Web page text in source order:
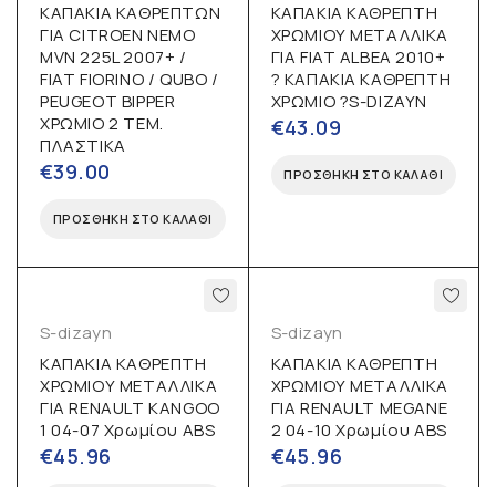
ΚΑΠΑΚΙΑ ΚΑΘΡΕΠΤΩΝ
ΓΙΑ CITROEN NEMO
MVN 225L 2007+ /
FIAT FIORINO / QUBO /
PEUGEOT BIPPER
ΧΡΩΜΙΟ 2 ΤΕΜ.
ΠΛΑΣΤΙΚΑ
€39.00
ΠΡΟΣΘΉΚΗ ΣΤΟ ΚΑΛΆΘΙ
ΚΑΠΑΚΙΑ ΚΑΘΡΕΠΤΗ
ΧΡΩΜΙΟΥ ΜΕΤΑΛΛΙΚΑ
ΓΙΑ FIAT ALBEA 2010+
? ΚΑΠΑΚΙΑ ΚΑΘΡΕΠΤΗ
ΧΡΩΜΙΟ ?S-DIZAYN
€43.09
ΠΡΟΣΘΉΚΗ ΣΤΟ ΚΑΛΆΘΙ
S-dizayn
ΚΑΠΑΚΙΑ ΚΑΘΡΕΠΤΗ
ΧΡΩΜΙΟΥ ΜΕΤΑΛΛΙΚΑ
ΓΙΑ RENAULT KANGOO
1 04-07 Χρωμίου ABS
€45.96
S-dizayn
ΚΑΠΑΚΙΑ ΚΑΘΡΕΠΤΗ
ΧΡΩΜΙΟΥ ΜΕΤΑΛΛΙΚΑ
ΓΙΑ RENAULT MEGANE
2 04-10 Χρωμίου ABS
€45.96